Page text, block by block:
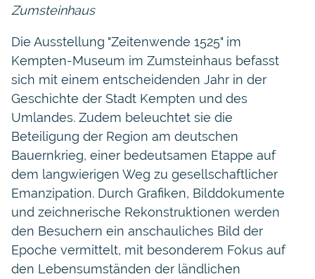
Zumsteinhaus
Die Ausstellung "Zeitenwende 1525" im
Kempten-Museum im Zumsteinhaus befasst
sich mit einem entscheidenden Jahr in der
Geschichte der Stadt Kempten und des
Umlandes. Zudem beleuchtet sie die
Beteiligung der Region am deutschen
Bauernkrieg, einer bedeutsamen Etappe auf
dem langwierigen Weg zu gesellschaftlicher
Emanzipation. Durch Grafiken, Bilddokumente
und zeichnerische Rekonstruktionen werden
den Besuchern ein anschauliches Bild der
Epoche vermittelt, mit besonderem Fokus auf
den Lebensumständen der ländlichen